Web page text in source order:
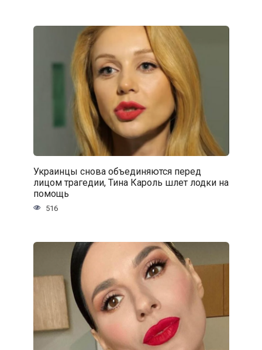
Украинцы снова объединяются перед
лицом трагедии, Тина Кароль шлет лодки на
помощь
516